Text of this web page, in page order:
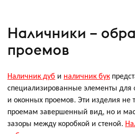
Наличники –
проемов
Наличник дуб и наличник бук
специализированные элементы
и оконных проемов. Эти изделия не
проемам завершенный вид, но и
зазоры между коробкой и стеной.